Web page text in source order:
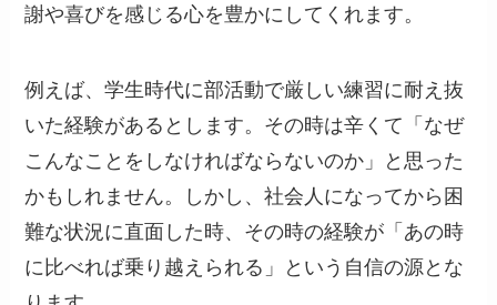
謝や喜びを感じる心を豊かにしてくれます。
例えば、学生時代に部活動で厳しい練習に耐え抜
いた経験があるとします。その時は辛くて「なぜ
こんなことをしなければならないのか」と思った
かもしれません。しかし、社会人になってから困
難な状況に直面した時、その時の経験が「あの時
に比べれば乗り越えられる」という自信の源とな